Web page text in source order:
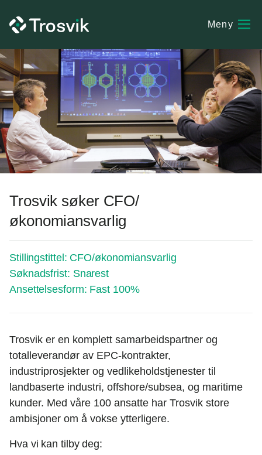
Trosvik søker CFO/
økonomiansvarlig
Stillingstittel: CFO/økonomiansvarlig
Søknadsfrist: Snarest
Ansettelsesform: Fast 100%
Trosvik er en komplett samarbeidspartner og
totalleverandør av EPC-kontrakter,
industriprosjekter og vedlikeholdstjenester til
landbaserte industri, offshore/subsea, og maritime
kunder. Med våre 100 ansatte har Trosvik store
ambisjoner om å vokse ytterligere.
Hva vi kan tilby deg: